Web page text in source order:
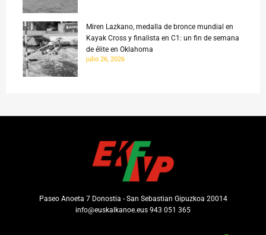
Miren Lazkano, medalla de bronce mundial en
Kayak Cross y finalista en C1: un fin de semana
de élite en Oklahoma
julio 26, 2026
Paseo Anoeta 7 Donostia - San Sebastian Gipuzkoa 20014
info@euskalkanoe.eus 943 051 365